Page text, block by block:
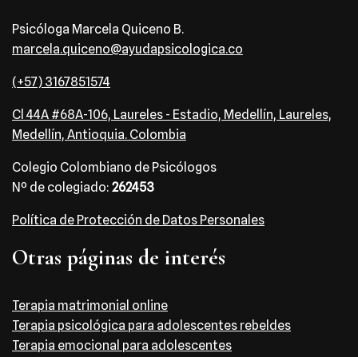
Psicóloga Marcela Quiceno B.
marcela.quiceno@ayudapsicologica.co
(+57) 3167851574
Cl 44A #68A-106, Laureles - Estadio, Medellín, Laureles,
Medellín, Antioquia. Colombia
Colegio Colombiano de Psicólogos
Nº de colegiado: 262453
Política de Protección de Datos Personales
Otras páginas de interés
Terapia matrimonial online
Terapia psicológica para adolescentes rebeldes
Terapia emocional para adolescentes